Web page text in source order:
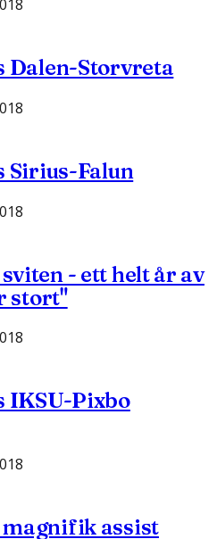
Dalen-Storvreta
Sirius-Falun
- ett helt år av
stort"
IKSU-Pixbo
magnifik assist